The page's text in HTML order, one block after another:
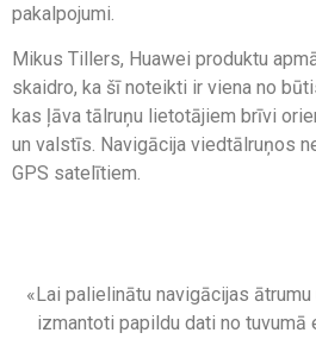
pakalpojumi.
Mikus Tillers, Huawei produktu
skaidro, ka šī noteikti ir viena no
kas ļāva tālruņu lietotājiem brīvi
un valstīs. Navigācija viedtālruņos
GPS satelītiem.
«Lai palielinātu navigācijas
izmantoti papildu dati no